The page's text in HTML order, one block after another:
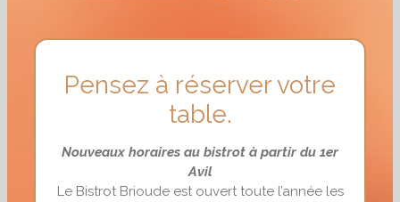
Pensez à réserver votre
table.
Nouveaux horaires au bistrot à partir du 1er
Avil
Le Bistrot Brioude est ouvert toute l’année les